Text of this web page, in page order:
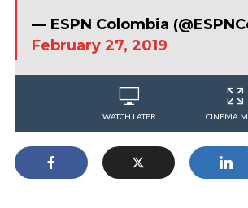
— ESPN Colombia
February 27, 2019
WATCH LATER CINEMA